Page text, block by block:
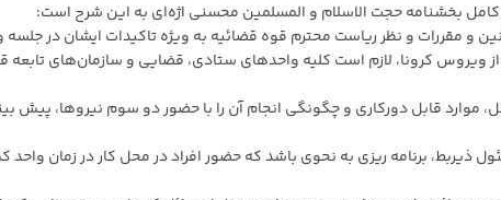
کامل بخشنامه حجت الاسلام و المسلمین محسنی اژه‌ای به این شرح است:
و مقررات و نظر ریاست محترم قوه قضائیه به ویژه تاکیدات ایشان در جلسه
ویروس کرونا، لازم است کلیه واحد‌های ستادی، قضایی و سازمان‌های تابعه
موارد قابل دورکاری و چگونگی انجام آن را با حضور دو سوم نیروها، پیش
ذیربط، برنامه ریزی به نحوی باشد که حضور افراد در محل کار در زمان واحد